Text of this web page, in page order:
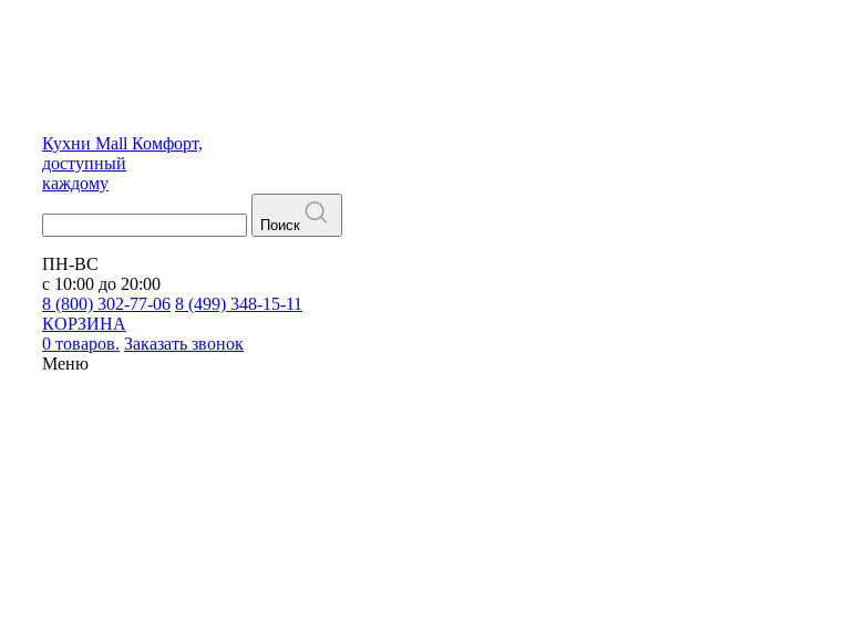
Кухни Mall Комфорт,
доступный
каждому
Поиск
ПН-ВС
с 10:00 до 20:00
8 (800) 302-77-06 8 (499) 348-15-11
КОРЗИНА
0 товаров. Заказать звонок
Меню